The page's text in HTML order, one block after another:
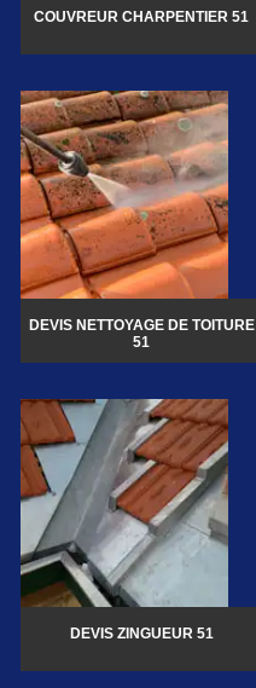
COUVREUR CHARPENTIER 51
DEVIS NETTOYAGE DE TOITURE
51
DEVIS ZINGUEUR 51